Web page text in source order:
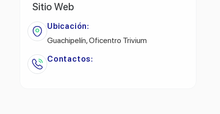
Sitio Web
Ubicación:
Guachipelín, Oficentro Trivium
Contactos: